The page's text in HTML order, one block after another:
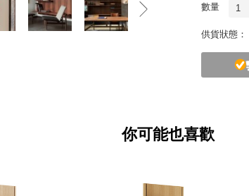
數量 1
供貨狀態：
你可能也喜歡